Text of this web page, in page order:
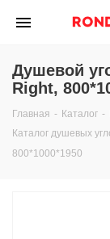
Душевой
Right,
Главная - Каталог -
Каталог душевых
800*1000*1950